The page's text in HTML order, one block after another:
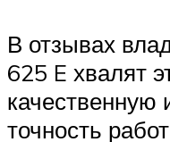
В отзывах
625 E хвалят
качественную
точность